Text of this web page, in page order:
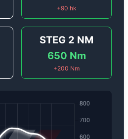
+90 hk
STEG 2 NM
650 Nm
+200 Nm